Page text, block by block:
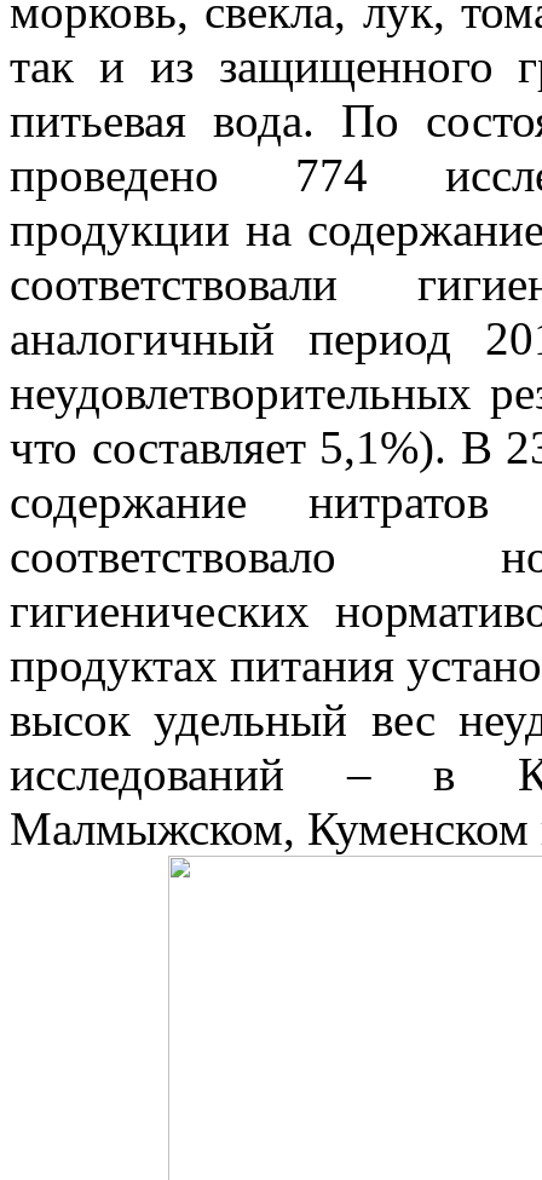
морковь, свекла, лук,
так и из защищенного
питьевая вода. По
проведено 774
продукции на
соответствовали
аналогичный период
неудовлетворительных
что составляет 5,1%). В
содержание
соответствовало
гигиенических
продуктах питания
высок удельный вес
исследований – в
Малмыжском, Куменском